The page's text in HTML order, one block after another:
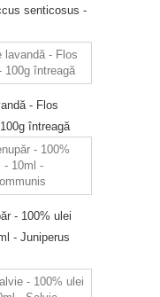
senticosus -
- Flos
întreagă
- 100% ulei
- Juniperus